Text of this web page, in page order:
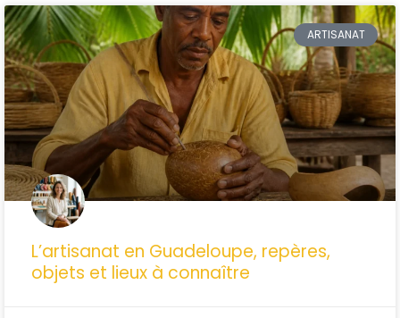
ARTISANAT
L’artisanat en Guadeloupe, repères,
objets et lieux à connaître